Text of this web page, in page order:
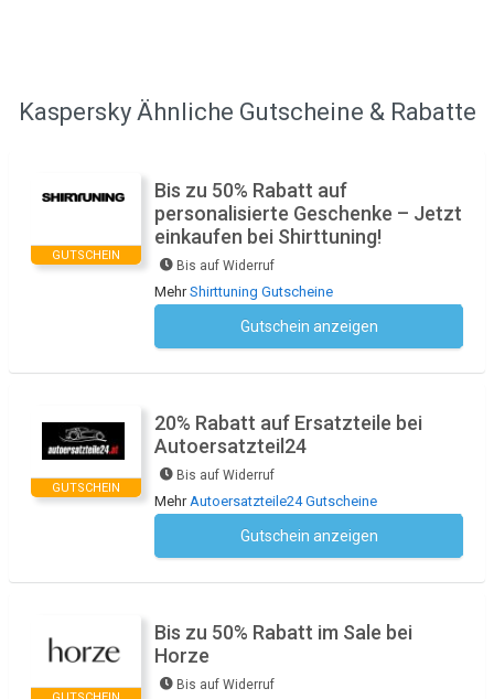
Kaspersky Ähnliche Gutscheine & Rabatte
GUTSCHEIN
Bis zu 50% Rabatt auf
personalisierte Geschenke – Jetzt
einkaufen bei Shirttuning!
Bis auf Widerruf
MehrShirttuning Gutscheine
Gutschein anzeigen
GUTSCHEIN
20% Rabatt auf Ersatzteile bei
Autoersatzteil24
Bis auf Widerruf
MehrAutoersatzteile24 Gutscheine
Gutschein anzeigen
Bis zu 50% Rabatt im Sale bei
Horze
Bis auf Widerruf